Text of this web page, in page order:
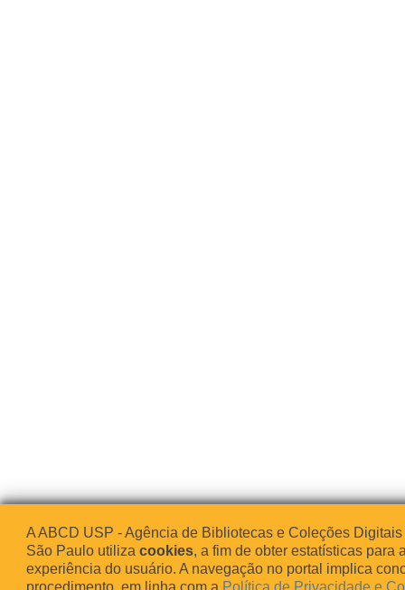
A ABCD USP - Agência de Bibliotecas e Coleções
São Paulo utiliza cookies, a fim de obter estatísticas para
experiência do usuário. A navegação no portal implica
procedimento, em linha com a Política de Privacidade e